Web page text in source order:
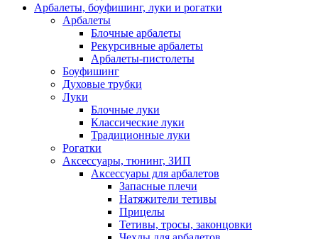
Арбалеты, боуфишинг, луки и рогатки
Арбалеты
Блочные арбалеты
Рекурсивные арбалеты
Арбалеты-пистолеты
Боуфишинг
Духовые трубки
Луки
Блочные луки
Классические луки
Традиционные луки
Рогатки
Аксессуары, тюнинг, ЗИП
Аксессуары для арбалетов
Запасные плечи
Натяжители тетивы
Прицелы
Тетивы, тросы, законцовки